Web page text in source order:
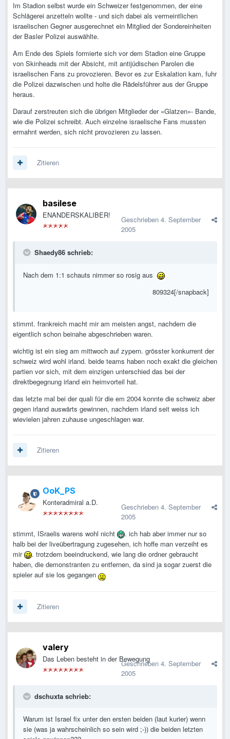
Im Stadion selbst wurde ein Schweizer festgenommen, der eine
Schlägerei anzetteln wollte - und sich dabei als vermeintlichen
israelischen Gegner ausgerechnet ein Mitglied der Sondereinheiten
der Basler Polizei auswählte.
Am Ende des Spiels formierte sich vor dem Stadion eine Gruppe
von Skinheads mit der Absicht, mit antijüdischen Parolen die
israelischen Fans zu provozieren. Bevor es zur Eskalation kam, fuhr
die Polizei dazwischen und holte die Rädelsführer aus der Gruppe
heraus.
Darauf zerstreuten sich die übrigen Mitglieder der «Glatzen»- Bande,
wie die Polizei schreibt. Auch einzelne israelische Fans mussten
ermahnt werden, sich nicht provozieren zu lassen.
Zitieren
basilese
ENANDERSKALIBER! Geschrieben 4. September
2005
Shaedy86 schrieb:
Nach dem 1:1 schauts nimmer so rosig aus
809324[/snapback]
stimmt. frankreich macht mir am meisten angst, nachdem die
eigentlich schon beinahe abgeschrieben waren.
wichtig ist ein sieg am mittwoch auf zypern. grösster konkurrent der
schweiz wird wohl irland. beide teams haben noch exakt die gleichen
partien vor sich, mit dem einzigen unterschied das bei der
direktbegegnung irland ein heimvorteil hat.
das letzte mal bei der quali für die em 2004 konnte die schweiz aber
gegen irland auswärts gewinnen, nachdem irland seit weiss ich
wievielen jahren zuhause ungeschlagen war.
Zitieren
OoK_PS
Konteradmiral a.D. Geschrieben 4. September
2005
stimmt, ISraelis warens wohl nicht
. ich hab aber immer nur so
halb bei der liveübertragung zugesehen, ich hoffe man verzeiht es
mir
. trotzdem beeindruckend, wie lang die ordner gebraucht
haben, die demonstranten zu entfernen, da sind ja sogar zuerst die
spieler auf sie los gegangen
Zitieren
valery
Das Leben besteht in der Bewegung
Geschrieben 4. September
2005
dschuxta schrieb:
Warum ist Israel fix unter den ersten beiden (laut kurier) wenn
sie (was ja wahrscheinlich so sein wird ;-)) die beiden letzten